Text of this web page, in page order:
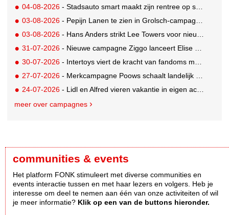
04-08-2026 - Stadsauto smart maakt zijn rentree op straat met een wereldwijde muurschilderingcampagne
03-08-2026 - Pepijn Lanen te zien in Grolsch-campagne voor nieuwe Grolsch CAL
03-08-2026 - Hans Anders strikt Lee Towers voor nieuwe campagne
31-07-2026 - Nieuwe campagne Ziggo lanceert Elise Schaap als expert over de Nederlandse voetbalbeleving
30-07-2026 - Intertoys viert de kracht van fandoms met nieuwe social media campagne rondom Olivia Rodrigo
27-07-2026 - Merkcampagne Poows schaalt landelijk op met gerichte Out of Home strategie
24-07-2026 - Lidl en Alfred vieren vakantie in eigen achtertuin
meer over campagnes
communities & events
Het platform FONK stimuleert met diverse communities en
events interactie tussen en met haar lezers en volgers. Heb je
interesse om deel te nemen aan één van onze activiteiten of wil
je meer informatie? Klik op een van de buttons hieronder.